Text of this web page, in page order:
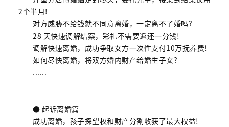
2个半月!
对方威胁不给钱就不同意离婚，一定离不了婚吗?
28 天快速调解结案，彩礼不需要返还一分钱!
调解快速离婚，成功争取女方一次性支付10万抚养费!
如何尽快离婚，将双方婚内财产给婚生子女?
......
● 起诉离婚篇
成功离婚，孩子探望权和财产分割收获了最大权益!